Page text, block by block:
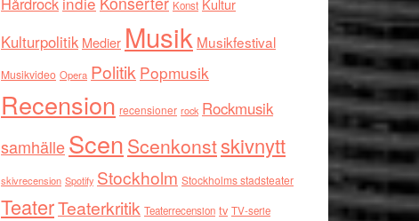
Konst Kultur
Kulturpolitik Medier Musik Musikfestival
Musikvideo Opera Politik Popmusik
Recension recensioner rock Rockmusik
samhälleScen Scenkonstskivnytt
skivrecension Spotify Stockholm Stockholms stadsteater
TeaterTeaterkritik Teaterrecension tv TV-serie